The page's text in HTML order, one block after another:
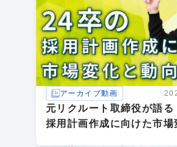
アーカイブ動画
元リクルート取締役が語る
採用計画作成に向けた市場